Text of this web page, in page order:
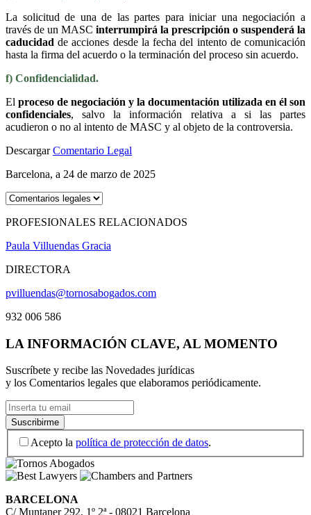
La solicitud de una de las partes para iniciar una negociación a
través de un MASC interrumpirá la prescripción o suspenderá la
caducidad de acciones desde la fecha del intento de comunicación
hasta la firma del acuerdo o la terminación del proceso sin acuerdo.
f) Confidencialidad.
El proceso de negociación y la documentación utilizada en él son
confidenciales, salvo la información relativa a si las partes
acudieron o no al intento de MASC y al objeto de la controversia.
DescargarComentario Legal
Barcelona, a 24 de marzo de 2025
PROFESIONALES RELACIONADOS
Paula Villuendas Gracia
DIRECTORA
pvilluendas@tornosabogados.com
932 006 586
LA INFORMACIÓN CLAVE, AL MOMENTO
Suscríbete y recibe las Novedades jurídicas
y los Comentarios legales que elaboramos periódicamente.
Acepto la política de protección de datos.
BARCELONA
C/ Muntaner 292, 1º 2ª - 08021 Barcelona